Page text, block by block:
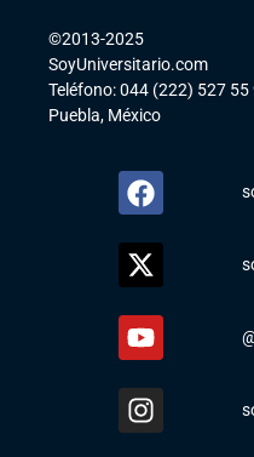
©2013-2025
SoyUniversitario.com
Teléfono: 044 (222) 527 55
Puebla, México